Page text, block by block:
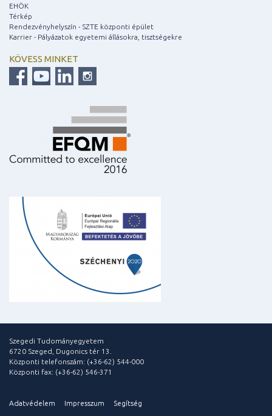
EHÖK
Térkép
Rendezvényhelyszín - SZTE központi épület
Karrier - Pályázatok egyetemi állásokra, tisztségekre
KÖVESS MINKET
Szegedi Tudományegyetem
6720 Szeged, Dugonics tér 13.
Központi telefonszám: (+36-62) 544-000
Központi fax: (+36-62) 546-371
Adatvédelem Impresszum Segítség